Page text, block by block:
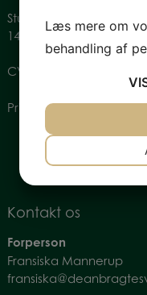
Studiestræde 28, st.
1455 København
CVR: 34774080
Privatlivspolitik
Kontakt os
Forperson
Fransiska Mannerup
Læs mere om
behandling af